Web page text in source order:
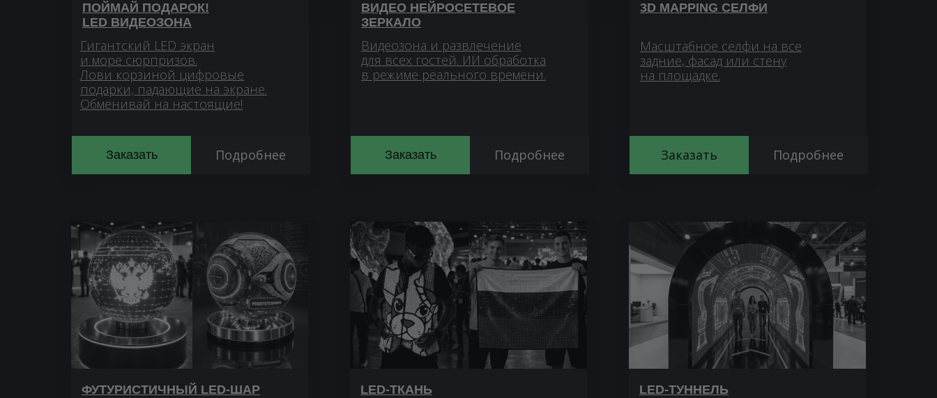
LED-ТУННЕЛЬ
LED-ТКАНЬ
ФУТУРИСТИЧНЫЙ LED-ШАР
3D MAPPING СЕЛФИ
Масштабное селфи на все
задние, фасад или стену
на площадке.
Заказать Подробнее
ВИДЕО НЕЙРОСЕТЕВОЕ
ЗЕРКАЛО
Видеозона и развлечение
для всех гостей. ИИ обработка
в режиме реального времени.
Заказать Подробнее
ПОЙМАЙ ПОДАРОК!
LED ВИДЕОЗОНА
Гигантский LED экран
и море сюрпризов.
Лови корзиной цифровые
подарки, падающие на экране.
Обменивай на настоящие!
Заказать Подробнее